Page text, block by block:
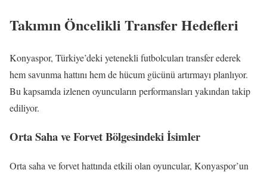
Takımın Öncelikli Transfer Hedefleri
Konyaspor, Türkiye’deki yetenekli futbolcuları transfer ederek
hem savunma hattını hem de hücum gücünü artırmayı planlıyor.
Bu kapsamda izlenen oyuncuların performansları yakından takip
ediliyor.
Orta Saha ve Forvet Bölgesindeki İsimler
Orta saha ve forvet hattında etkili olan oyuncular, Konyaspor’un